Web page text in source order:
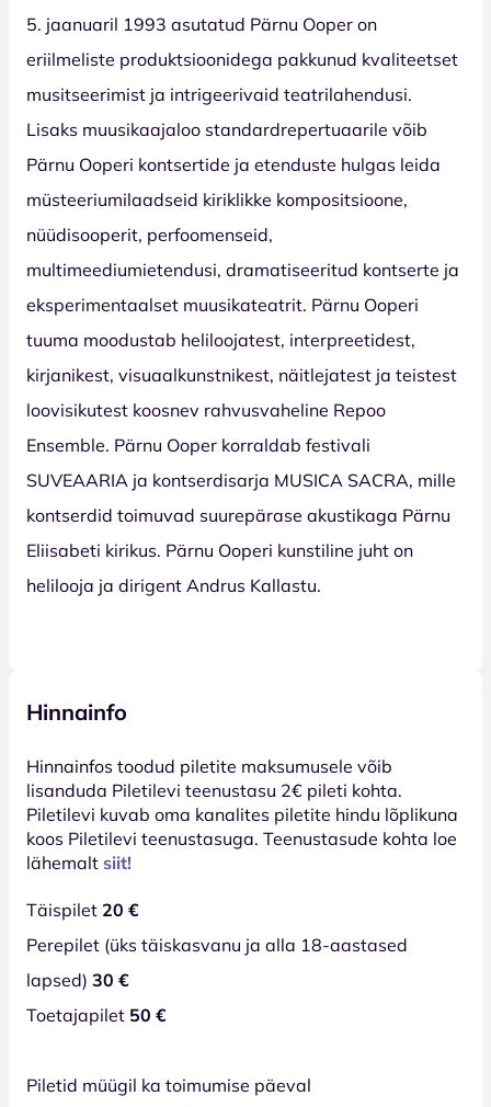
5. jaanuaril 1993 asutatud Pärnu Ooper on
eriilmeliste produktsioonidega pakkunud kvaliteetset
musitseerimist ja intrigeerivaid teatrilahendusi.
Lisaks muusikaajaloo standardrepertuaarile võib
Pärnu Ooperi kontsertide ja etenduste hulgas leida
müsteeriumilaadseid kiriklikke kompositsioone,
nüüdisooperit, perfoomenseid,
multimeediumietendusi, dramatiseeritud kontserte ja
eksperimentaalset muusikateatrit. Pärnu Ooperi
tuuma moodustab heliloojatest, interpreetidest,
kirjanikest, visuaalkunstnikest, näitlejatest ja teistest
loovisikutest koosnev rahvusvaheline Repoo
Ensemble. Pärnu Ooper korraldab festivali
SUVEAARIA ja kontserdisarja MUSICA SACRA, mille
kontserdid toimuvad suurepärase akustikaga Pärnu
Eliisabeti kirikus. Pärnu Ooperi kunstiline juht on
helilooja ja dirigent Andrus Kallastu.
Hinnainfo
Hinnainfos toodud piletite maksumusele võib
lisanduda Piletilevi teenustasu 2€ pileti kohta.
Piletilevi kuvab oma kanalites piletite hindu lõplikuna
koos Piletilevi teenustasuga. Teenustasude kohta loe
lähemalt siit!
Täispilet 20 €
Perepilet (üks täiskasvanu ja alla 18-aastased
lapsed) 30 €
Toetajapilet 50 €
Piletid müügil ka toimumise päeval